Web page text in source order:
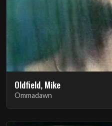
Oldfield, Mike
Ommadawn